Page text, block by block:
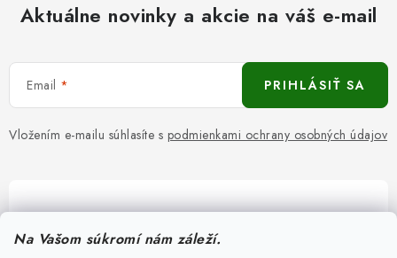
Na Vašom súkromí nám záleží.
Aktuálne novinky a akcie na váš e-mail
Email
Vložením e-mailu súhlasíte s podmienkami ochrany osobných údajov
PRIHLÁSIŤ SA
Pomôžeme vám s výberom
Potrebujete s niečím poradiť? Sme tu pre vás!